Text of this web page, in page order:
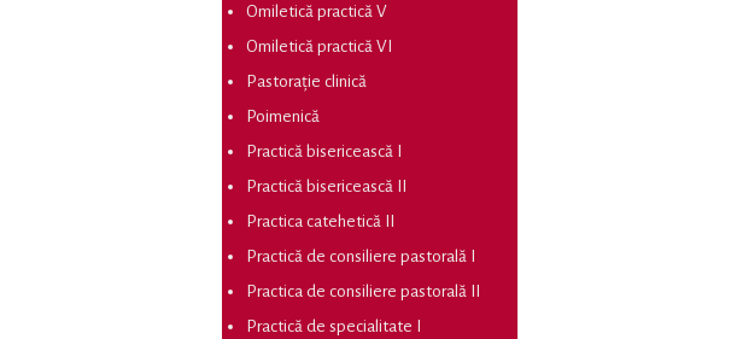
Omiletică practică V
Omiletică practică VI
Pastorație clinică
Poimenică
Practică bisericească I
Practică bisericească II
Practica catehetică II
Practică de consiliere pastorală I
Practica de consiliere pastorală II
Practică de specialitate I